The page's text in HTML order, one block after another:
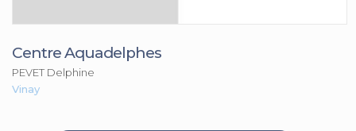
Centre Aquadelphes
PEVET Delphine
Vinay